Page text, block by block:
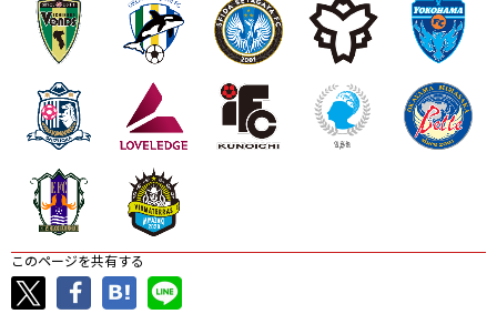
このページを共有する